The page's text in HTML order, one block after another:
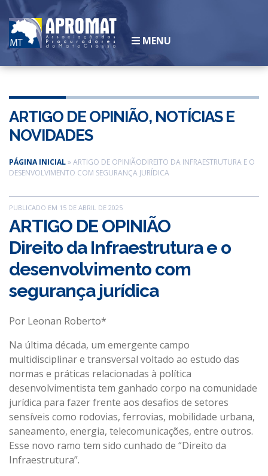
MENU
História
Legislação
Diretoria
Associados
Galeria de Ex-presidentes
CONVÊNIOS
NOTÍCIAS
ESCOLA
CLUBE
ARTIGO DE OPINIÃO, NOTÍCIAS E
NOVIDADES
PÁGINA INICIAL»ARTIGO DE OPINIÃODIREITO DA INFRAESTRUTURA E O
DESENVOLVIMENTO COM SEGURANÇA JURÍDICA
PUBLICADO EM 15 DE ABRIL DE 2025
ARTIGO DE OPINIÃO
Direito da Infraestrutura e o
desenvolvimento com
segurança jurídica
Por Leonan Roberto*
Na última década, um emergente campo
multidisciplinar e transversal voltado ao estudo das
normas e práticas relacionadas à política
desenvolvimentista tem ganhado corpo na comunidade
jurídica para fazer frente aos desafios de setores
sensíveis como rodovias, ferrovias, mobilidade urbana,
saneamento, energia, telecomunicações, entre outros.
Esse novo ramo tem sido cunhado de “Direito da
Infraestrutura”.